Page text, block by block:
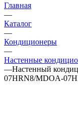
Главная
—
Каталог
—
Кондиционеры
—
Настенные
—Настенный
07HRN8/MDOA-